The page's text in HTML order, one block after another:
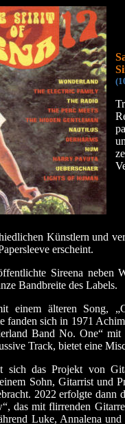
Künstlern und
erscheint.
Sireena neben
Bandbreite des Labels.
einem älteren Song,
fanden sich in 1971
Band No. One“
Track, bietet eine
sich das Projekt von
Sohn, Gitarrist und
2022 erfolgte
das mit flirrenden
Luke, Annalena